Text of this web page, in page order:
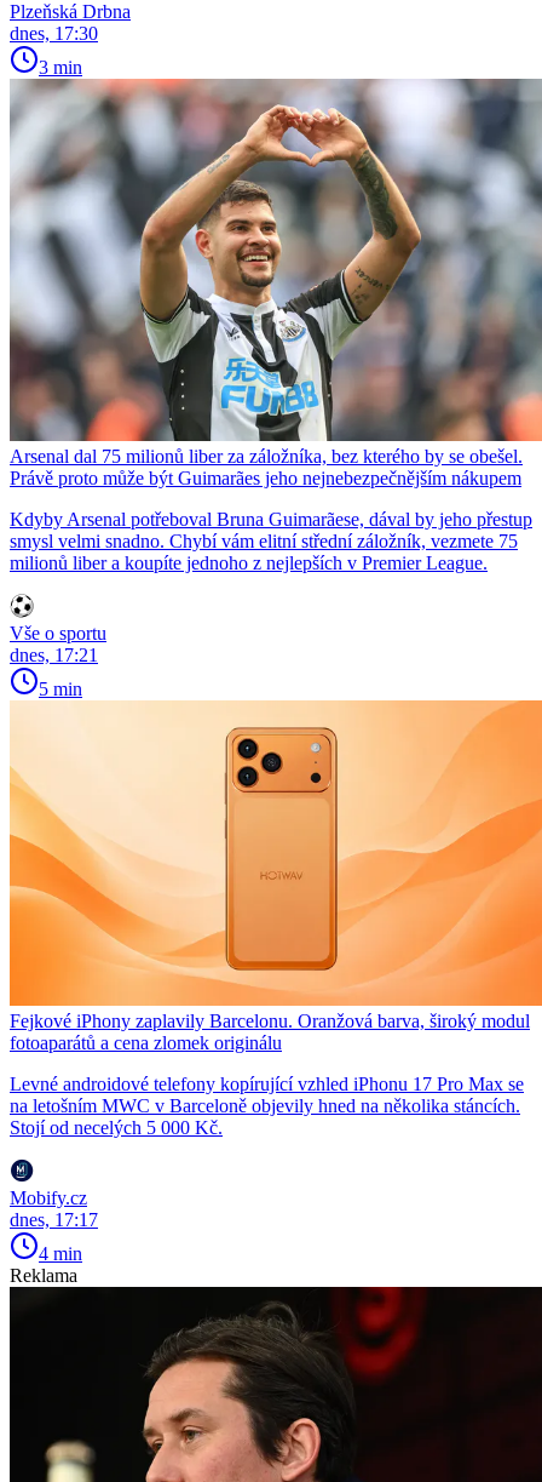
Plzeňská Drbna
dnes, 17:30
3 min
Arsenal dal 75 milionů liber za záložníka, bez kterého by se obešel.
Právě proto může být Guimarães jeho nejnebezpečnějším nákupem
Kdyby Arsenal potřeboval Bruna Guimarãese, dával by jeho přestup
smysl velmi snadno. Chybí vám elitní střední záložník, vezmete 75
milionů liber a koupíte jednoho z nejlepších v Premier League.
Vše o sportu
dnes, 17:21
5 min
Fejkové iPhony zaplavily Barcelonu. Oranžová barva, široký modul
fotoaparátů a cena zlomek originálu
Levné androidové telefony kopírující vzhled iPhonu 17 Pro Max se
na letošním MWC v Barceloně objevily hned na několika stáncích.
Stojí od necelých 5 000 Kč.
Mobify.cz
dnes, 17:17
4 min
Reklama